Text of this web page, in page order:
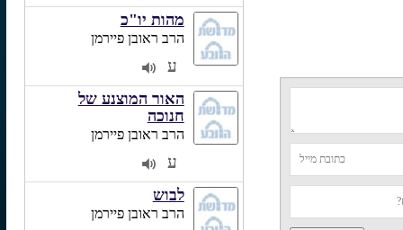
מהות יו"כ
הרב ראובן פיירמן
ע 2
האור המוצנע של
חנוכה
הרב ראובן פיירמן
ע 2
לבוש
הרב ראובן פיירמן